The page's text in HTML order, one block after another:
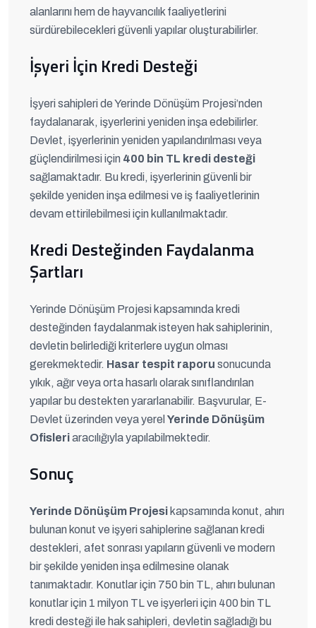
alanlarını hem de hayvancılık faaliyetlerini
sürdürebilecekleri güvenli yapılar oluşturabilirler.
İşyeri İçin Kredi Desteği
İşyeri sahipleri de Yerinde Dönüşüm Projesi’nden
faydalanarak, işyerlerini yeniden inşa edebilirler.
Devlet, işyerlerinin yeniden yapılandırılması veya
güçlendirilmesi için 400 bin TL kredi desteği
sağlamaktadır. Bu kredi, işyerlerinin güvenli bir
şekilde yeniden inşa edilmesi ve iş faaliyetlerinin
devam ettirilebilmesi için kullanılmaktadır.
Kredi Desteğinden Faydalanma
Şartları
Yerinde Dönüşüm Projesi kapsamında kredi
desteğinden faydalanmak isteyen hak sahiplerinin,
devletin belirlediği kriterlere uygun olması
gerekmektedir. Hasar tespit raporu sonucunda
yıkık, ağır veya orta hasarlı olarak sınıflandırılan
yapılar bu destekten yararlanabilir. Başvurular, E-
Devlet üzerinden veya yerel Yerinde Dönüşüm
Ofisleriaracılığıyla yapılabilmektedir.
Sonuç
Yerinde Dönüşüm Projesi kapsamında konut, ahırı
bulunan konut ve işyeri sahiplerine sağlanan kredi
destekleri, afet sonrası yapıların güvenli ve modern
bir şekilde yeniden inşa edilmesine olanak
tanımaktadır. Konutlar için 750 bin TL, ahırı bulunan
konutlar için 1 milyon TL ve işyerleri için 400 bin TL
kredi desteği ile hak sahipleri, devletin sağladığı bu